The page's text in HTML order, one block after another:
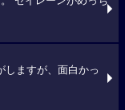
ますが、面白かっ